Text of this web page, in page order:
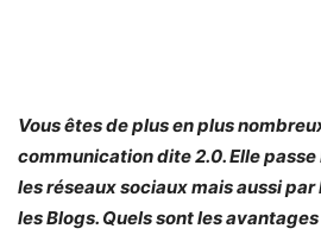
Vous êtes de plus en plus
communication dite 2.0. Elle
les réseaux sociaux mais aussi
les Blogs. Quels sont les